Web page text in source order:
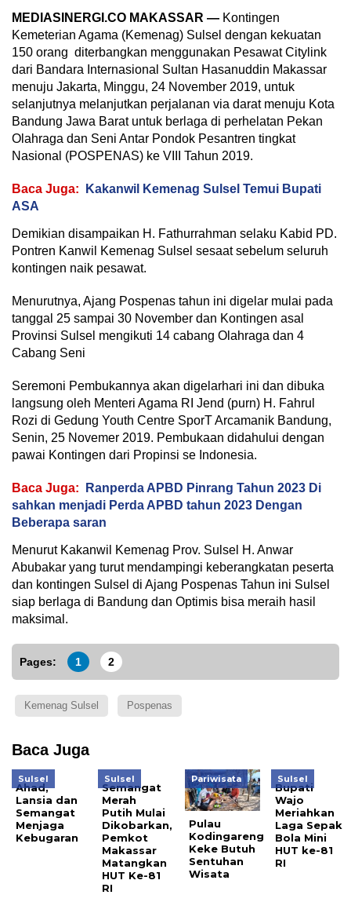
MEDIASINERGI.CO MAKASSAR — Kontingen
Kemeterian Agama (Kemenag) Sulsel dengan kekuatan
150 orang diterbangkan menggunakan Pesawat Citylink
dari Bandara Internasional Sultan Hasanuddin Makassar
menuju Jakarta, Minggu, 24 November 2019, untuk
selanjutnya melanjutkan perjalanan via darat menuju Kota
Bandung Jawa Barat untuk berlaga di perhelatan Pekan
Olahraga dan Seni Antar Pondok Pesantren tingkat
Nasional (POSPENAS) ke VIII Tahun 2019.
Baca Juga:
Kakanwil Kemenag Sulsel Temui Bupati
ASA
Demikian disampaikan H. Fathurrahman selaku Kabid PD.
Pontren Kanwil Kemenag Sulsel sesaat sebelum seluruh
kontingen naik pesawat.
Menurutnya, Ajang Pospenas tahun ini digelar mulai pada
tanggal 25 sampai 30 November dan Kontingen asal
Provinsi Sulsel mengikuti 14 cabang Olahraga dan 4
Cabang Seni
Seremoni Pembukannya akan digelarhari ini dan dibuka
langsung oleh Menteri Agama RI Jend (purn) H. Fahrul
Rozi di Gedung Youth Centre SporT Arcamanik Bandung,
Senin, 25 Novemer 2019. Pembukaan didahului dengan
pawai Kontingen dari Propinsi se Indonesia.
Baca Juga:
Ranperda APBD Pinrang Tahun 2023 Di
sahkan menjadi Perda APBD tahun 2023 Dengan
Beberapa saran
Menurut Kakanwil Kemenag Prov. Sulsel H. Anwar
Abubakar yang turut mendampingi keberangkatan peserta
dan kontingen Sulsel di Ajang Pospenas Tahun ini Sulsel
siap berlaga di Bandung dan Optimis bisa meraih hasil
maksimal.
Pages: 1 2
Kemenag Sulsel Pospenas
Baca Juga
Sulsel
Ahad,
Lansia dan
Semangat
Menjaga
Kebugaran
Sulsel
Semangat
Merah
Putih Mulai
Dikobarkan,
Pemkot
Makassar
Matangkan
HUT Ke-81
RI
Pariwisata
Pulau
Kodingareng
Keke Butuh
Sentuhan
Wisata
Sulsel
Bupati
Wajo
Meriahkan
Laga Sepak
Bola Mini
HUT ke-81
RI